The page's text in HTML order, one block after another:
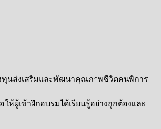
ทุนส่งเสริมและพัฒนาคุณภาพชีวิตคนพิการ
ห้ผู้เข้าฝึกอบรมได้เรียนรู้อย่างถูกต้องและ